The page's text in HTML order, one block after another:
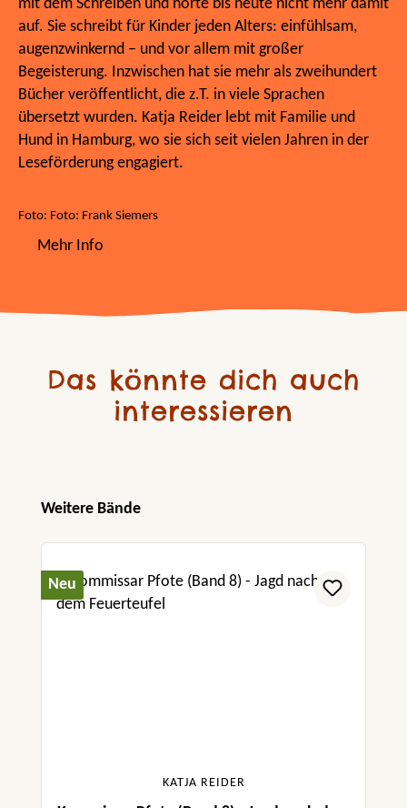
mit dem Schreiben und hörte bis heute nicht mehr damit
auf. Sie schreibt für Kinder jeden Alters: einfühlsam,
augenzwinkernd – und vor allem mit großer
Begeisterung. Inzwischen hat sie mehr als zweihundert
Bücher veröffentlicht, die z.T. in viele Sprachen
übersetzt wurden. Katja Reider lebt mit Familie und
Hund in Hamburg, wo sie sich seit vielen Jahren in der
Leseförderung engagiert.
Foto: Foto: Frank Siemers
Mehr Info
Das könnte dich auch
interessieren
Produktgalerie überspringen
Weitere Bände
Neu
KATJA REIDER